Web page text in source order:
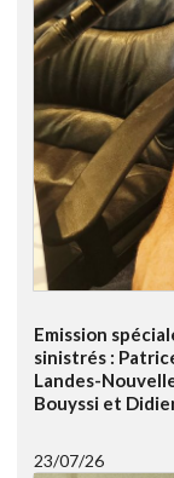
Emission
sinistrés :
Landes-
Bouyssi et
23/07/26